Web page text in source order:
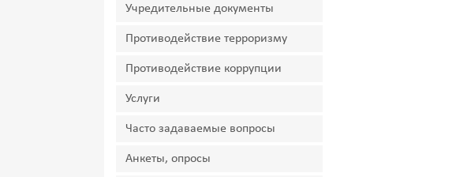
Учредительные документы
Противодействие терроризму
Противодействие коррупции
Услуги
Часто задаваемые вопросы
Анкеты, опросы